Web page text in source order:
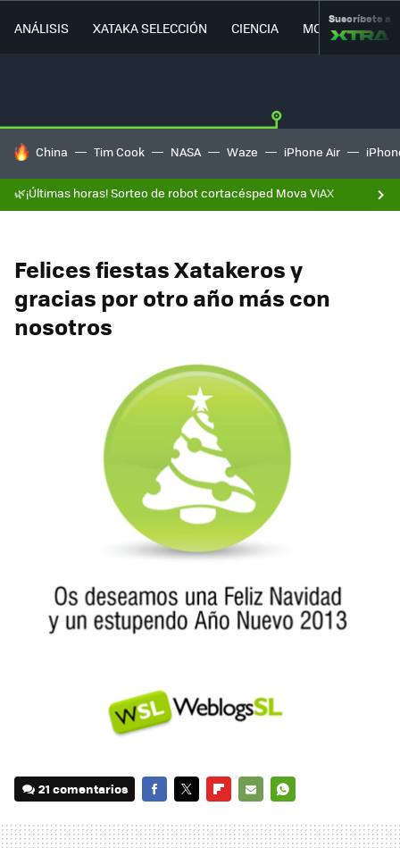
ANÁLISIS XATAKA SELECCIÓN CIENCIA MOVILIDAD
Suscríbete a
HOY SE HABLA DE
China Tim Cook NASA Waze iPhone Air
🌿¡Últimas horas! Sorteo de robot cortacésped Mova ViAX
Felices fiestas Xatakeros y
gracias por otro año más con
nosotros
21 comentarios
MAIL